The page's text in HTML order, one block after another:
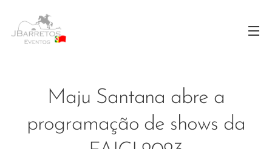
Maju Santana abre a
programação de shows da